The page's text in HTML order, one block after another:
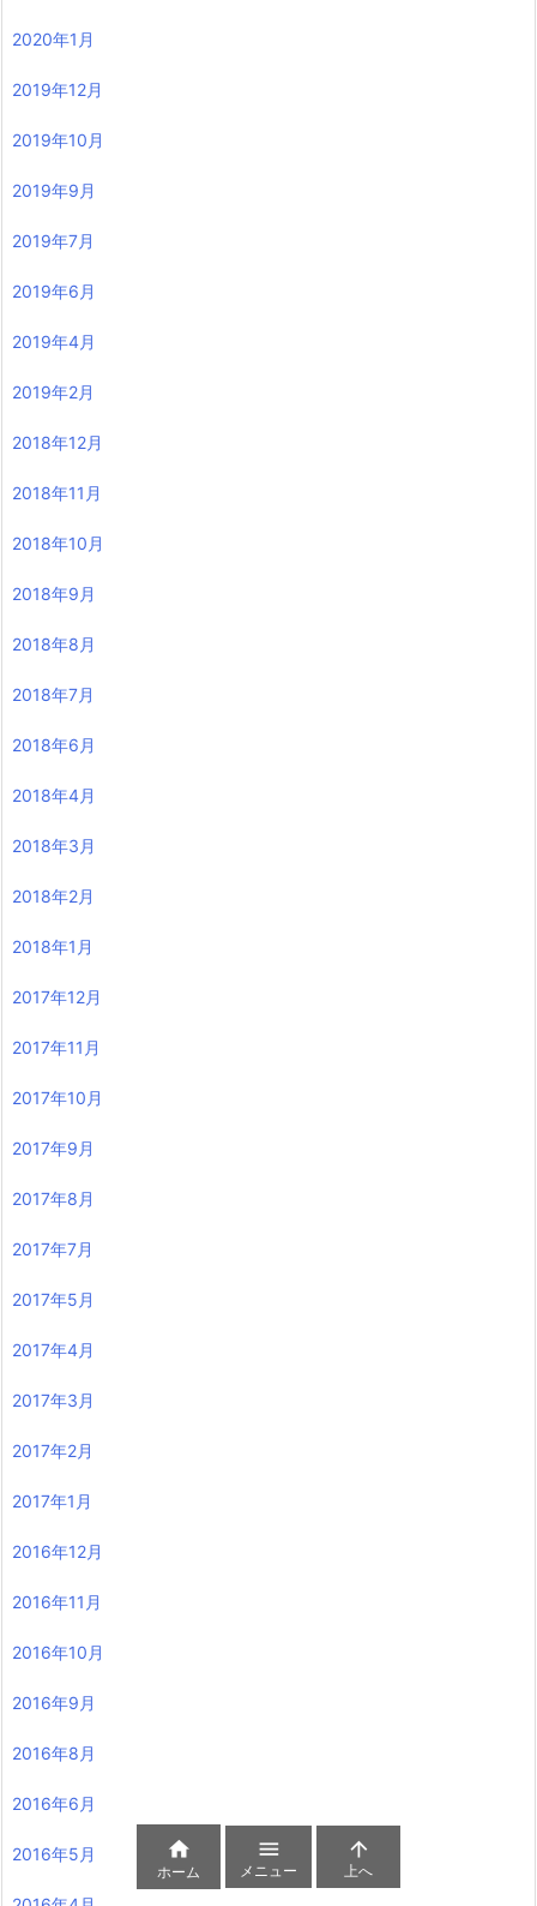
2020年1月
2019年12月
2019年10月
2019年9月
2019年7月
2019年6月
2019年4月
2019年2月
2018年12月
2018年11月
2018年10月
2018年9月
2018年8月
2018年7月
2018年6月
2018年4月
2018年3月
2018年2月
2018年1月
2017年12月
2017年11月
2017年10月
2017年9月
2017年8月
2017年7月
2017年5月
2017年4月
2017年3月
2017年2月
2017年1月
2016年12月
2016年11月
2016年10月
2016年9月
2016年8月
2016年6月
2016年5月 
ホーム

メニュー

上へ